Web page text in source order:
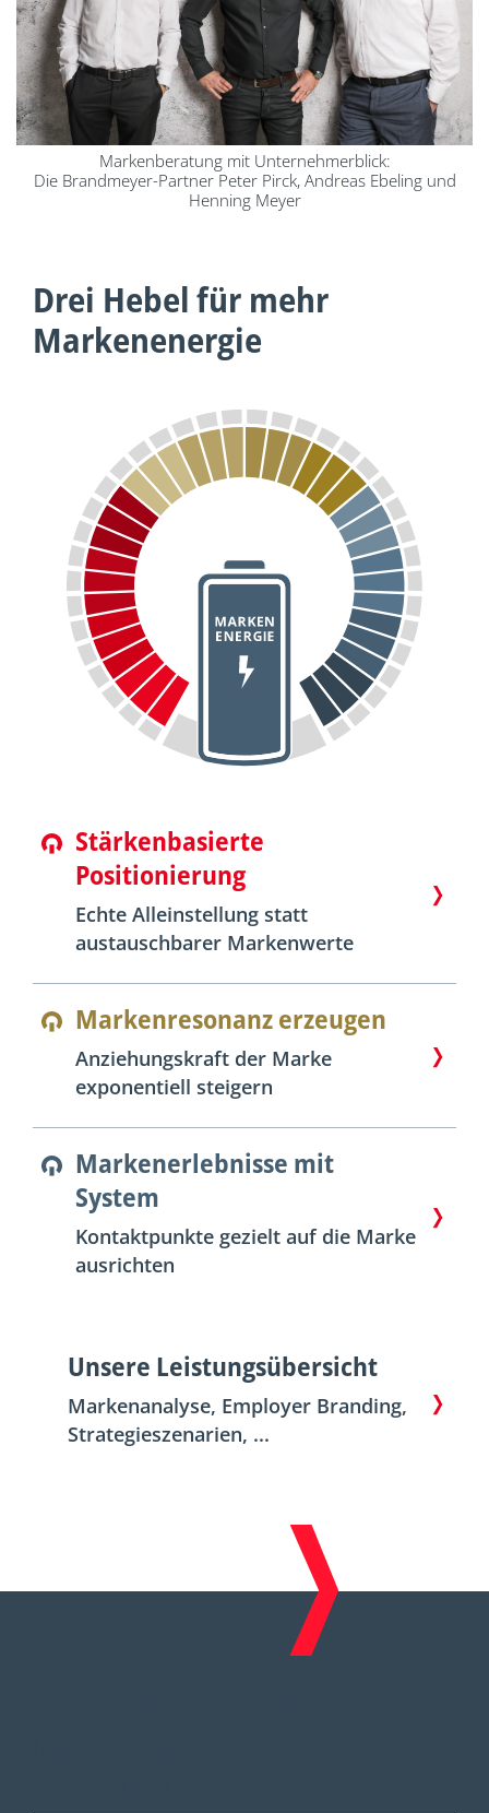
Markenberatung mit Unternehmerblick:
Die Brandmeyer-Partner Peter Pirck, Andreas Ebeling und
Henning Meyer
Drei Hebel für mehr
Markenenergie
Stärkenbasierte
Positionierung
Echte Alleinstellung statt
austauschbarer Markenwerte
Markenresonanz erzeugen
Anziehungskraft der Marke
exponentiell steigern
Markenerlebnisse mit
System
Kontaktpunkte gezielt auf die Marke
ausrichten
Unsere Leistungsübersicht
Markenanalyse, Employer Branding,
Strategieszenarien, ...